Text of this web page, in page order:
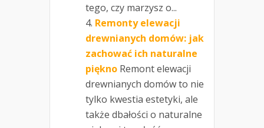
tego, czy marzysz o...
Remonty elewacji
drewnianych domów: jak
zachować ich naturalne
piękno Remont elewacji
drewnianych domów to nie
tylko kwestia estetyki, ale
także dbałości o naturalne